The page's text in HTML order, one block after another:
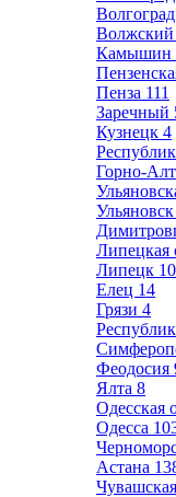
Волгоград
Волжский
Камышин
Пенза 111
Заречный
Кузнецк 4
Горно-
Ульяновск
Липецкая
Липецк
Елец 14
Грязи 4
Феодосия
Ялта 8
Одесская
Одесса
Астана